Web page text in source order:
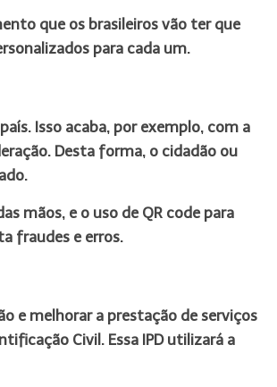
que os brasileiros vão ter que
para cada um.
Isso acaba, por exemplo, com a
Desta forma, o cidadão ou
mãos, e o uso de QR code para
fraudes e erros.
e melhorar a prestação de serviços
Civil. Essa IPD utilizará a